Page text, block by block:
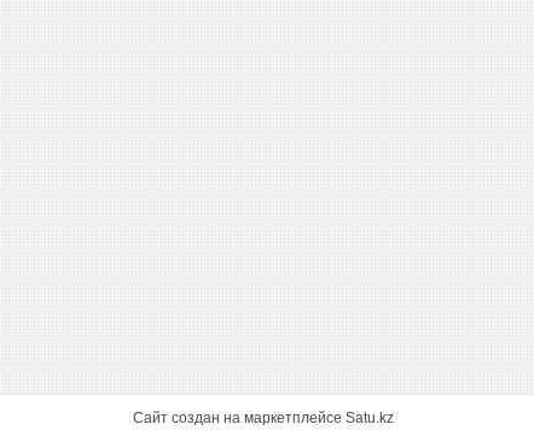
Сайт создан на маркетплейсе Satu.kz